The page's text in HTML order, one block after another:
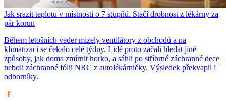
Jak srazit teplotu v místnosti o 7 stupňů. Stačí drobnost z lékárny za
pár korun
Během letošních veder mizely ventilátory z obchodů a na
klimatizaci se čekalo celé týdny. Lidé proto začali hledat jiné
způsoby, jak doma zmírnit horko, a sáhli po stříbrné záchranné dece
neboli záchranné fólii NRC z autolékárničky. Výsledek překvapil i
odborníky.